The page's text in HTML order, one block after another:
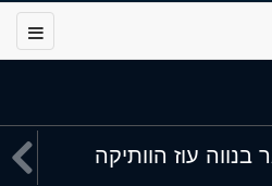
בנווה עוז הוותיקה 